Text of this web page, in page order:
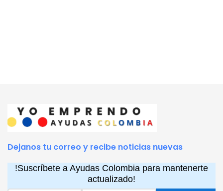
Dejanos tu correo y recibe noticias nuevas
!Suscríbete a Ayudas Colombia para mantenerte
actualizado!